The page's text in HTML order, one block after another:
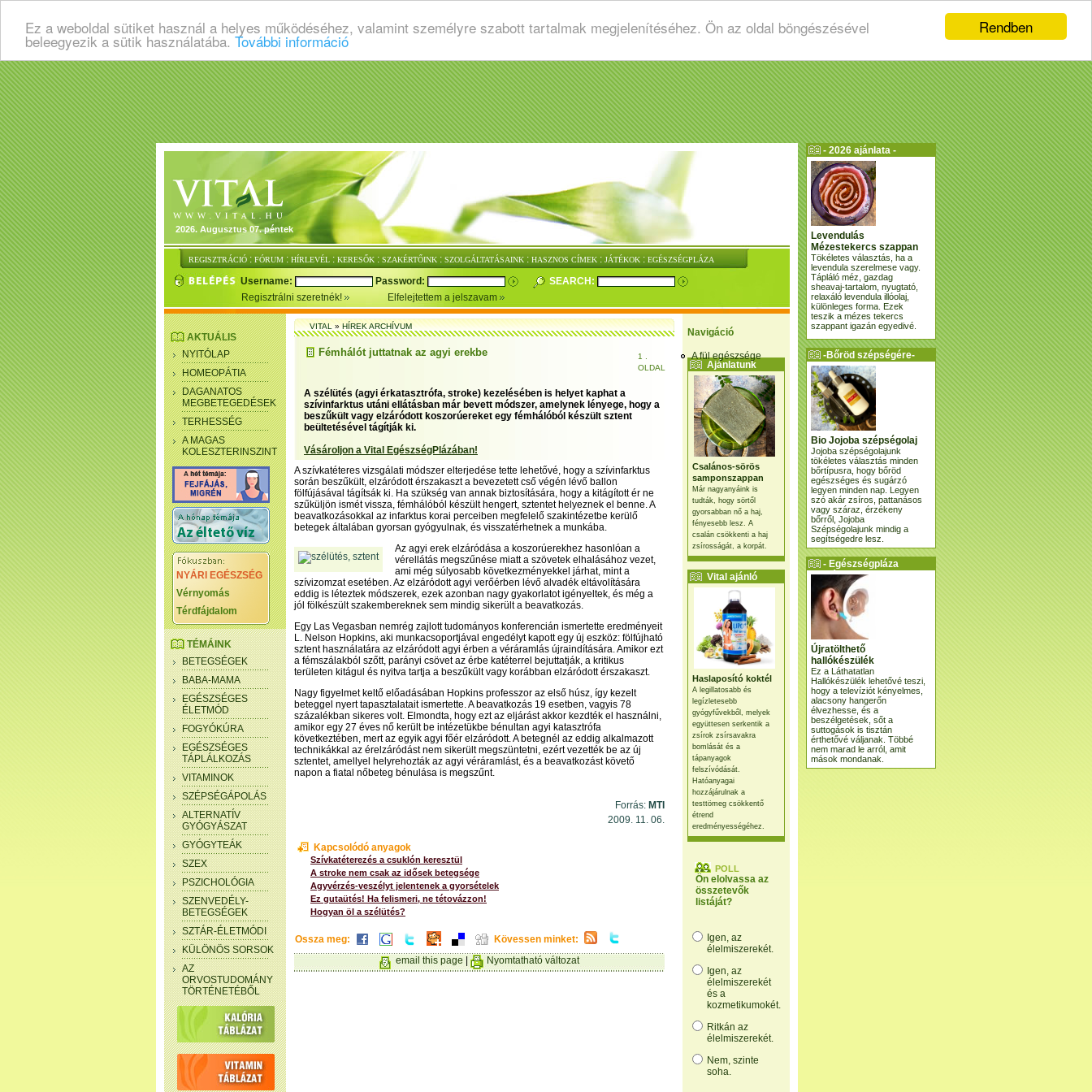
Rendben
Ez a weboldal sütiket használ a helyes működéséhez, valamint személyre szabott tartalmak megjelenítéséhez. Ön az oldal böngészésével
beleegyezik a sütik használatába. További információ
2026. Augusztus 07. péntek
REGISZTRÁCIÓ : FÓRUM : HÍRLEVÉL : KERESŐK : SZAKÉRTŐINK : SZOLGÁLTATÁSAINK : HASZNOS CÍMEK : JÁTÉKOK : EGÉSZSÉGPLÁZA
Username: Password:
SEARCH:
Regisztrálni szeretnék!
Elfelejtettem a jelszavam
Navigáció
A fül egészsége
Ajánlatunk
Csalános-sörös
samponszappan
Már nagyanyáink is
tudták, hogy sörtől
gyorsabban nő a haj,
fényesebb lesz. A
csalán csökkenti a haj
zsírosságát, a korpát.
Vital ajánló
Haslaposító koktél
A legillatosabb és
legízletesebb
gyógyfűvekből, melyek
együttesen serkentik a
zsírok zsírsavakra
bomlását és a
tápanyagok
felszívódását.
Hatóanyagai
hozzájárulnak a
testtömeg csökkentő
étrend
eredményességéhez.
POLL
Ön elolvassa az
összetevők
listáját?
Igen, az
élelmiszerekét.
Igen, az
élelmiszerekét
és a
kozmetikumokét.
Ritkán az
élelmiszerekét.
Nem, szinte
soha.
AKTUÁLIS
NYITÓLAP
HOMEOPÁTIA
DAGANATOS
MEGBETEGEDÉSEK
TERHESSÉG
A MAGAS
KOLESZTERINSZINT
NYÁRI EGÉSZSÉG
Vérnyomás
Térdfájdalom
TÉMÁINK
BETEGSÉGEK
BABA-MAMA
EGÉSZSÉGES
ÉLETMÓD
FOGYÓKÚRA
EGÉSZSÉGES
TÁPLÁLKOZÁS
VITAMINOK
SZÉPSÉGÁPOLÁS
ALTERNATÍV
GYÓGYÁSZAT
GYÓGYTEÁK
SZEX
PSZICHOLÓGIA
SZENVEDÉLY-
BETEGSÉGEK
SZTÁR-ÉLETMÓDI
KÜLÖNÖS SORSOK
AZ
ORVOSTUDOMÁNY
TÖRTÉNETÉBŐL
VITAL»HÍREK ARCHÍVUM
Fémhálót juttatnak az agyi erekbe
1 .
OLDAL
A szélütés (agyi érkatasztrófa, stroke) kezelésében is helyet kaphat a
szívinfarktus utáni ellátásban már bevett módszer, amelynek lényege, hogy a
beszűkült vagy elzáródott koszorúereket egy fémhálóból készült sztent
beültetésével tágítják ki.
Vásároljon a Vital EgészségPlázában!
A szívkatéteres vizsgálati módszer elterjedése tette lehetővé, hogy a szívinfarktus
során beszűkült, elzáródott érszakaszt a bevezetett cső végén lévő ballon
fölfújásával tágítsák ki. Ha szükség van annak biztosítására, hogy a kitágított ér ne
szűküljön ismét vissza, fémhálóból készült hengert, sztentet helyeznek el benne. A
beavatkozásokkal az infarktus korai perceiben megfelelő szakintézetbe kerülő
betegek általában gyorsan gyógyulnak, és visszatérhetnek a munkába.
Az agyi erek elzáródása a koszorúerekhez hasonlóan a
vérellátás megszűnése miatt a szövetek elhalásához vezet,
ami még súlyosabb következményekkel járhat, mint a
szívizomzat esetében. Az elzáródott agyi verőérben lévő alvadék eltávolítására
eddig is léteztek módszerek, ezek azonban nagy gyakorlatot igényeltek, és még a
jól fölkészült szakembereknek sem mindig sikerült a beavatkozás.
Egy Las Vegasban nemrég zajlott tudományos konferencián ismertette eredményeit
L. Nelson Hopkins, aki munkacsoportjával engedélyt kapott egy új eszköz: fölfújható
sztent használatára az elzáródott agyi érben a véráramlás újraindítására. Amikor ezt
a fémszálakból szőtt, parányi csövet az érbe katéterrel bejuttatják, a kritikus
területen kitágul és nyitva tartja a beszűkült vagy korábban elzáródott érszakaszt.
Nagy figyelmet keltő előadásában Hopkins professzor az első húsz, így kezelt
beteggel nyert tapasztalatait ismertette. A beavatkozás 19 esetben, vagyis 78
százalékban sikeres volt. Elmondta, hogy ezt az eljárást akkor kezdték el használni,
amikor egy 27 éves nő került be intézetükbe bénultan agyi katasztrófa
következtében, mert az egyik agyi főér elzáródott. A betegnél az eddig alkalmazott
technikákkal az érelzáródást nem sikerült megszüntetni, ezért vezették be az új
sztentet, amellyel helyrehozták az agyi véráramlást, és a beavatkozást követő
napon a fiatal nőbeteg bénulása is megszűnt.
Forrás: MTI
2009. 11. 06.
Kapcsolódó anyagok
Szívkatéterezés a csuklón keresztül
A stroke nem csak az idősek betegsége
Agyvérzés-veszélyt jelentenek a gyorsételek
Ez gutaütés! Ha felismeri, ne tétovázzon!
Hogyan öl a szélütés?
Ossza meg:
Kövessen minket:
email this page
Nyomtatható változat
- 2026 ajánlata -
Levendulás
Mézestekercs szappan
Tökéletes választás, ha a
levendula szerelmese vagy.
Tápláló méz, gazdag
sheavaj-tartalom, nyugtató,
relaxáló levendula illóolaj,
különleges forma. Ezek
teszik a mézes tekercs
szappant igazán egyedivé.
-Bőröd szépségére-
Bio Jojoba szépségolaj
Jojoba szépségolajunk
tökéletes választás minden
bőrtípusra, hogy bőröd
egészséges és sugárzó
legyen minden nap. Legyen
szó akár zsíros, pattanásos
vagy száraz, érzékeny
bőrről, Jojoba
Szépségolajunk mindig a
segítségedre lesz.
- Egészségpláza
ajánlatunk -
Újratölthető
hallókészülék
Ez a Láthatatlan
Hallókészülék lehetővé teszi,
hogy a televíziót kényelmes,
alacsony hangerőn
élvezhesse, és a
beszélgetések, sőt a
suttogások is tisztán
érthetővé váljanak. Többé
nem marad le arról, amit
mások mondanak.